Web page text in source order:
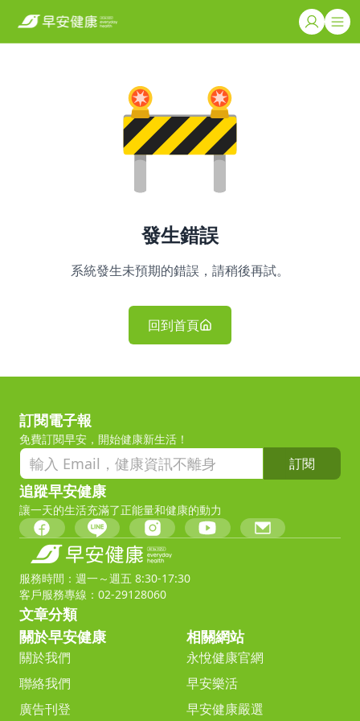
發生錯誤
系統發生未預期的錯誤，請稍後再試。
回到首頁
訂閱電子報
免費訂閱早安，開始健康新生活！
訂閱
追蹤早安健康
讓一天的生活充滿了正能量和健康的動力
服務時間：週一～週五 8:30-17:30
客戶服務專線：02-29128060
文章分類
關於早安健康
關於我們
聯絡我們
廣告刊登
相關網站
永悅健康官網
早安樂活
早安健康嚴選